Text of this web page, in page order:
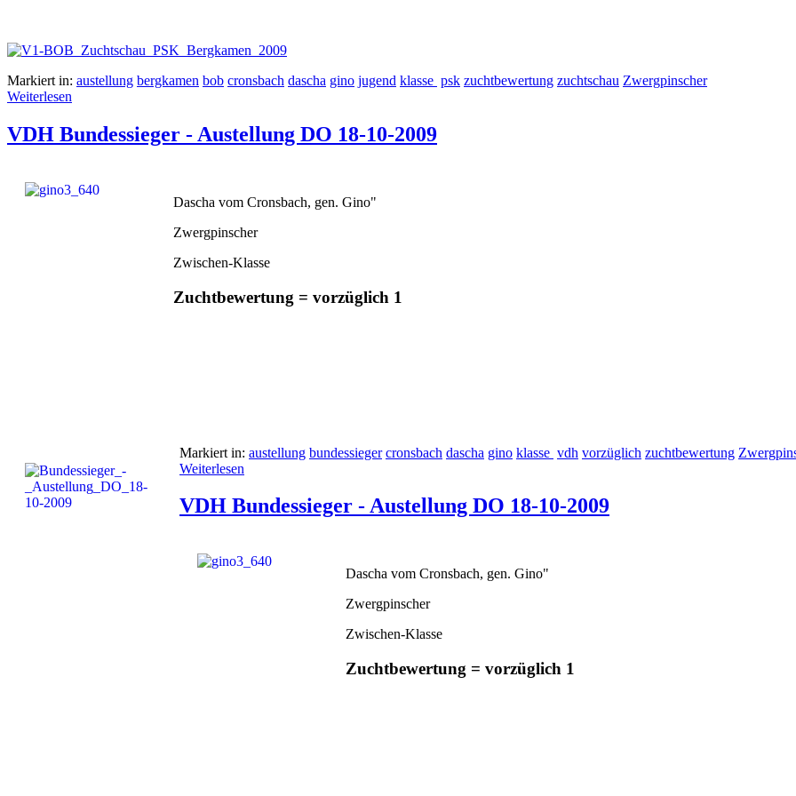
Markiert in: austellung bergkamen bob cronsbach dascha gino jugend klasse psk zuchtbewertung zuchtschau Zwergpinscher
Weiterlesen
VDH Bundessieger - Austellung DO 18-10-2009
Dascha vom Cronsbach, gen. Gino"
Zwergpinscher
Zwischen-Klasse
Zuchtbewertung = vorzüglich 1
Markiert in: austellung bundessieger cronsbach dascha gino klasse vdh vorzüglich zuchtbewertung
Weiterlesen
VDH Bundessieger - Austellung DO 18-10-2009
Dascha vom Cronsbach, gen. Gino"
Zwergpinscher
Zwischen-Klasse
Zuchtbewertung = vorzüglich 1